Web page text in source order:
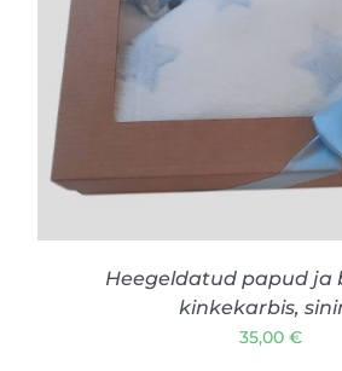
VAATA
Heegeldatud papud ja
kinkekarbis,
35,00 €